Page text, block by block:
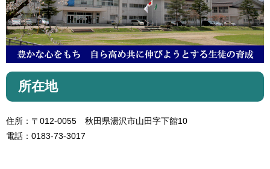
所在地
住所：〒012-0055 秋田県湯沢市山田字下館10
電話：0183-73-3017